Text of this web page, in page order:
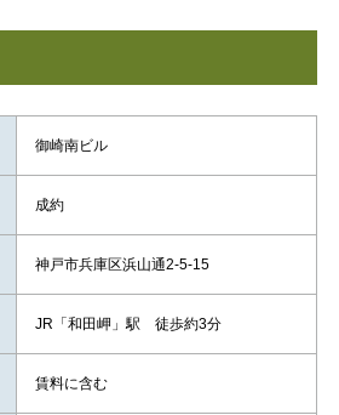
御崎南ビル
成約
神戸市兵庫区浜山通2-5-15
JR「和田岬」駅 徒歩約3分
賃料に含む